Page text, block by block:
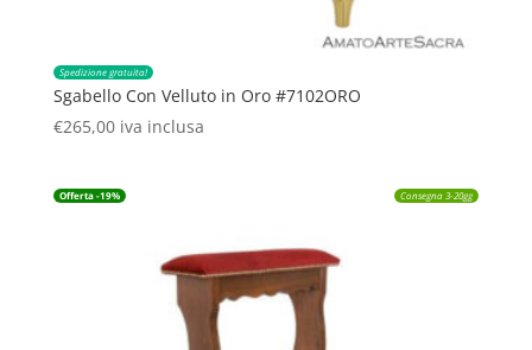
Spedizione gratuita!
Sgabello Con Velluto in Oro #7102ORO
€265,00 iva inclusa
Offerta -19% Consegna 3-20gg